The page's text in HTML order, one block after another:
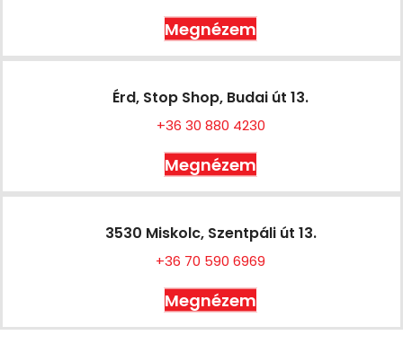
Megnézem
Érd, Stop Shop, Budai út 13.
+36 30 880 4230
Megnézem
3530 Miskolc, Szentpáli út 13.
+36 70 590 6969
Megnézem